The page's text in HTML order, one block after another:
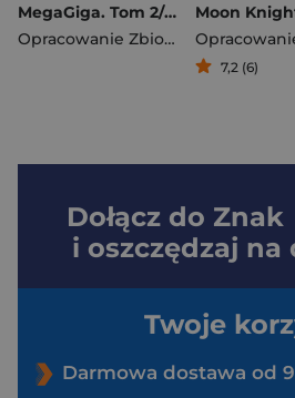
MegaGiga. Tom 2/2026. Instynkt zwierzęcy
Opracowanie Zbiorowe
7,2 (6)
Dołącz do Znak
i oszczędzaj na
Twoje
Darmowa dostawa od